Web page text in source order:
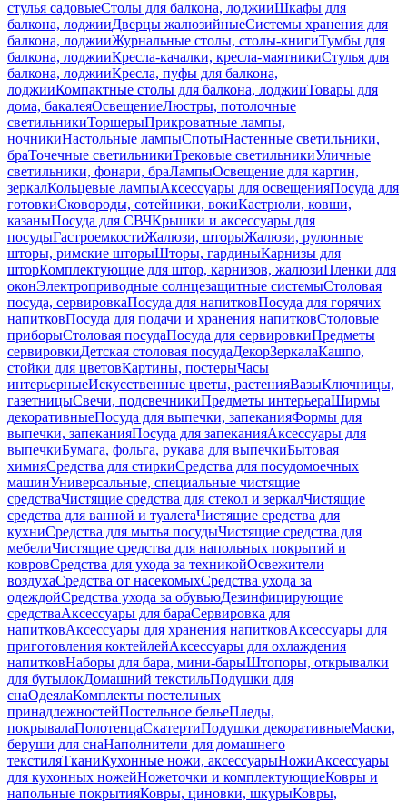
стулья садовыеСтолы для балкона, лоджииШкафы для
балкона, лоджииДверцы жалюзийныеСистемы хранения для
балкона, лоджииЖурнальные столы, столы-книгиТумбы для
балкона, лоджииКресла-качалки, кресла-маятникиСтулья для
балкона, лоджииКресла, пуфы для балкона,
лоджииКомпактные столы для балкона, лоджииТовары для
дома, бакалеяОсвещениеЛюстры, потолочные
светильникиТоршерыПрикроватные лампы,
ночникиНастольные лампыСпотыНастенные светильники,
браТочечные светильникиТрековые светильникиУличные
светильники, фонари, браЛампыОсвещение для картин,
зеркалКольцевые лампыАксессуары для освещенияПосуда для
готовкиСковороды, сотейники, вокиКастрюли, ковши,
казаныПосуда для СВЧКрышки и аксессуары для
посудыГастроемкостиЖалюзи, шторыЖалюзи, рулонные
шторы, римские шторыШторы, гардиныКарнизы для
шторКомплектующие для штор, карнизов, жалюзиПленки для
оконЭлектроприводные солнцезащитные системыСтоловая
посуда, сервировкаПосуда для напитковПосуда для горячих
напитковПосуда для подачи и хранения напитковСтоловые
приборыСтоловая посудаПосуда для сервировкиПредметы
сервировкиДетская столовая посудаДекорЗеркалаКашпо,
стойки для цветовКартины, постерыЧасы
интерьерныеИскусственные цветы, растенияВазыКлючницы,
газетницыСвечи, подсвечникиПредметы интерьераШирмы
декоративныеПосуда для выпечки, запеканияФормы для
выпечки, запеканияПосуда для запеканияАксессуары для
выпечкиБумага, фольга, рукава для выпечкиБытовая
химияСредства для стиркиСредства для посудомоечных
машинУниверсальные, специальные чистящие
средстваЧистящие средства для стекол и зеркалЧистящие
средства для ванной и туалетаЧистящие средства для
кухниСредства для мытья посудыЧистящие средства для
мебелиЧистящие средства для напольных покрытий и
ковровСредства для ухода за техникойОсвежители
воздухаСредства от насекомыхСредства ухода за
одеждойСредства ухода за обувьюДезинфицирующие
средстваАксессуары для бараСервировка для
напитковАксессуары для хранения напитковАксессуары для
приготовления коктейлейАксессуары для охлаждения
напитковНаборы для бара, мини-барыШтопоры, открывалки
для бутылокДомашний текстильПодушки для
снаОдеялаКомплекты постельных
принадлежностейПостельное бельеПледы,
покрывалаПолотенцаСкатертиПодушки декоративныеМаски,
беруши для снаНаполнители для домашнего
текстиляТканиКухонные ножи, аксессуарыНожиАксессуары
для кухонных ножейНожеточки и комплектующиеКовры и
напольные покрытияКовры, циновки, шкурыКовры,